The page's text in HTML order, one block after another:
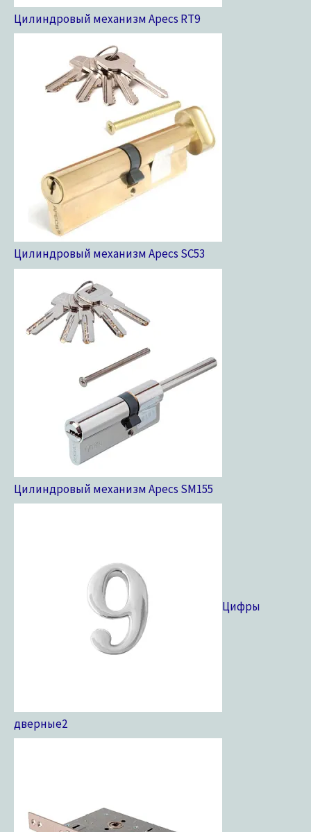
Цилиндровый механизм Apecs RT9
Цилиндровый механизм Apecs SC53
Цилиндровый механизм Apecs SM155
Цифры
дверные2